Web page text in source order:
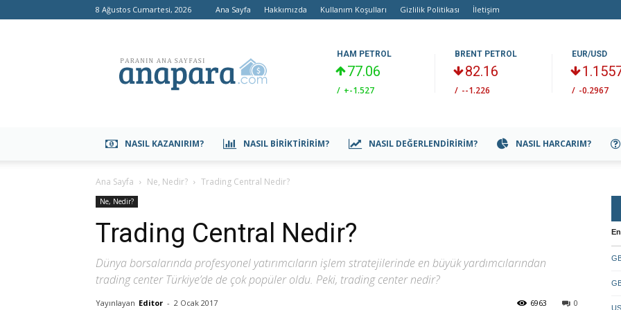
8 Ağustos Cumartesi, 2026 Ana Sayfa Hakkımızda Kullanım Koşulları Gizlilik Politikası İletişim
HAM PETROL
77.06
/ +-1.527
BRENT PETROL
82.16
/ --1.226
EUR/USD
/ -0.2967
NASIL KAZANIRIM? NASIL BIRIKTIRIRIM? NASIL DEĞERLENDIRIRIM? NASIL HARCARIM?
Ana Sayfa Ne, Nedir? Trading Central Nedir?
Ne, Nedir?
Trading Central Nedir?
Dünya borsalarında profesyonel yatırımcıların işlem stratejilerinde en büyük yardımcılarından
trading center Türkiye’de de çok popüler oldu. Peki, trading center nedir?
Yayınlayan Editor - 2 Ocak 2017 0
6963